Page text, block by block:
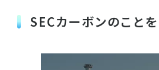
SECカーボンのこと